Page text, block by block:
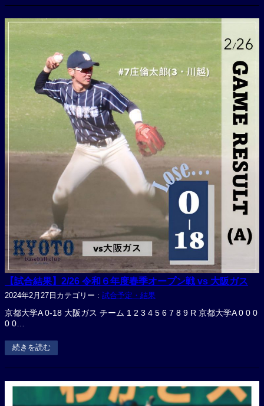
【試合結果】2/26 令和６年度春季オープン戦 vs 大阪ガス
2024年2月27日 カテゴリー : 試合予定・結果
京都大学A 0-18 大阪ガス チーム 1 2 3 4 5 6 7 8 9 R 京都大学A 0 0 0
0 0…
続きを読む